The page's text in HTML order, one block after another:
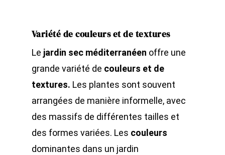
Variété de couleurs et de textures
Le jardin sec méditerranéen offre une
grande variété de couleurs et de
textures. Les plantes sont souvent
arrangées de manière informelle, avec
des massifs de différentes tailles et
des formes variées. Les couleurs
dominantes dans un jardin